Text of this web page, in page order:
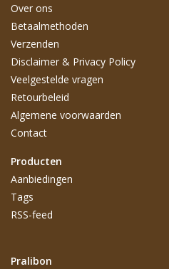
Over ons
Betaalmethoden
Verzenden
Disclaimer & Privacy Policy
Veelgestelde vragen
Retourbeleid
Algemene voorwaarden
Contact
Producten
Aanbiedingen
Tags
RSS-feed
Pralibon